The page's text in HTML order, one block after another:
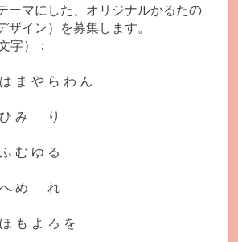
ーマにした、オリジナルかるたの
ザイン）を募集します。
字）：
ま や ら わ ん
ひ み り
む ゆ る
へ め れ
も よ ろ を